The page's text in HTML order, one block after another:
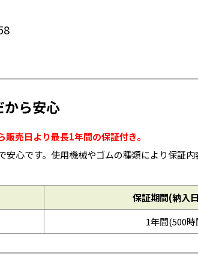
から安心
販売日より最長1年間の保証付き。
安心です。使用機械やゴムの種類により保証
保証期間(納入
1年間(500